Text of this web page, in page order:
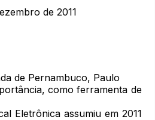
de 2011
de Pernambuco, Paulo
como ferramenta de
Eletrônica assumiu em 2011